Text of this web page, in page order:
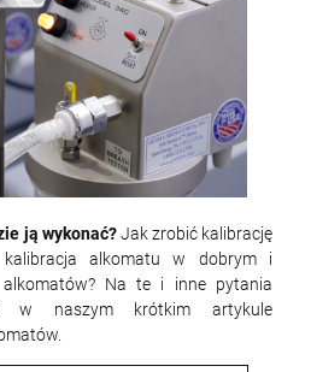
ją wykonać?Jak zrobić kalibrację
alkomatu w dobrym i
alkomatów? Na te i inne pytania
w naszym krótkim artykule